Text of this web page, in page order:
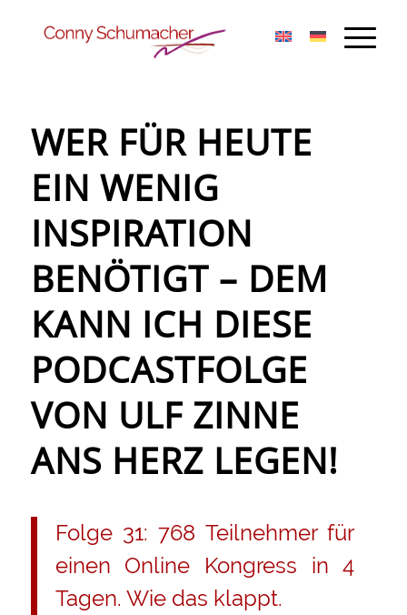
WER FÜR HEUTE
EIN WENIG
INSPIRATION
BENÖTIGT – DEM
KANN ICH DIESE
PODCASTFOLGE
VON ULF ZINNE
ANS HERZ LEGEN!
Folge 31: 768 Teilnehmer für
einen Online Kongress in 4
Tagen. Wie das klappt.